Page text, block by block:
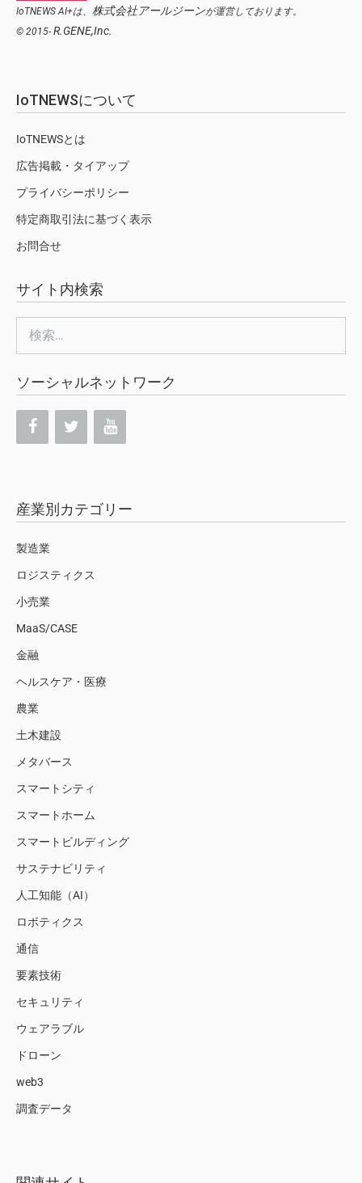
IoTNEWS AI+は、 株式会社アールジーンが運営しております。
© 2015- R.GENE,Inc.
IoTNEWSについて
IoTNEWSとは
広告掲載・タイアップ
プライバシーポリシー
特定商取引法に基づく表示
お問合せ
サイト内検索
索:
ソーシャルネットワーク
産業別カテゴリー
製造業
ロジスティクス
小売業
MaaS/CASE
金融
ヘルスケア・医療
農業
土木建設
メタバース
スマートシティ
スマートホーム
スマートビルディング
サステナビリティ
人工知能（AI）
ロボティクス
通信
要素技術
セキュリティ
ウェアラブル
ドローン
web3
調査データ